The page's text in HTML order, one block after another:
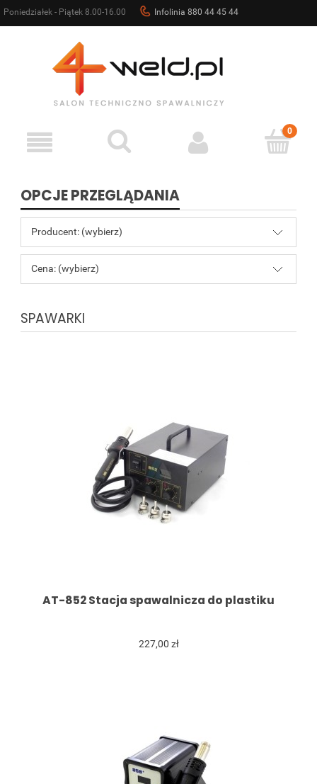
Poniedziałek - Piątek 8.00-16.00 Infolinia 880 44 45 44
OPCJE PRZEGLĄDANIA
Producent: (wybierz)
Cena: (wybierz)
SPAWARKI
AT-852 Stacja spawalnicza do plastiku
227,00 zł